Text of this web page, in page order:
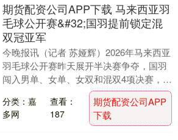
期货配资公司APP下载 马来西亚羽
毛球公开赛&#32;国羽提前锁定混
双冠亚军
今晚报讯（记者 苏娅辉）2026年马来西亚
羽毛球公开赛昨天展开半决赛争夺，国羽
闯入男单、女单、女双和混双4项决赛，其
中，冯彦哲/黄东萍和蒋振邦/魏雅欣会师混
双决....
分类：嘉
多网
查看：
187
期货配资公司APP
下载